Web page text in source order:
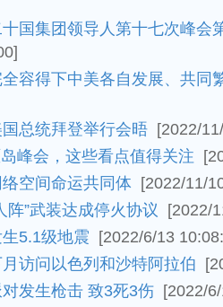
国集团领导人第十七次峰会
容得下中美各自发展、共同
总统拜登举行会晤 [2022/
峰会，这些看点值得关注
空间命运共同体 [2022/11/
阵”武装达成停火协议
[2022/
5.1级地震 [2022/6/13
访问以色列和沙特阿拉伯
发生枪击 致3死3伤 [2022/